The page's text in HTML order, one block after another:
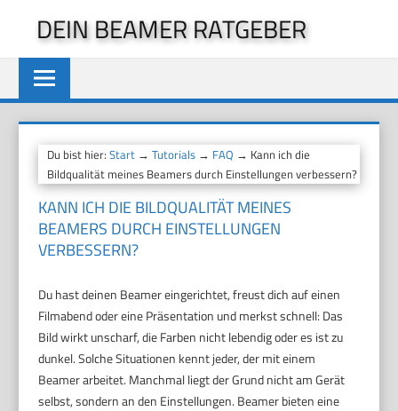
springen
DEIN BEAMER RATGEBER
Du bist hier:Start →Tutorials → FAQ → Kann ich die
Bildqualität meines Beamers durch Einstellungen verbessern?
KANN ICH DIE BILDQUALITÄT MEINES
BEAMERS DURCH EINSTELLUNGEN
VERBESSERN?
Du hast deinen Beamer eingerichtet, freust dich auf einen
Filmabend oder eine Präsentation und merkst schnell: Das
Bild wirkt unscharf, die Farben nicht lebendig oder es ist zu
dunkel. Solche Situationen kennt jeder, der mit einem
Beamer arbeitet. Manchmal liegt der Grund nicht am Gerät
selbst, sondern an den Einstellungen. Beamer bieten eine